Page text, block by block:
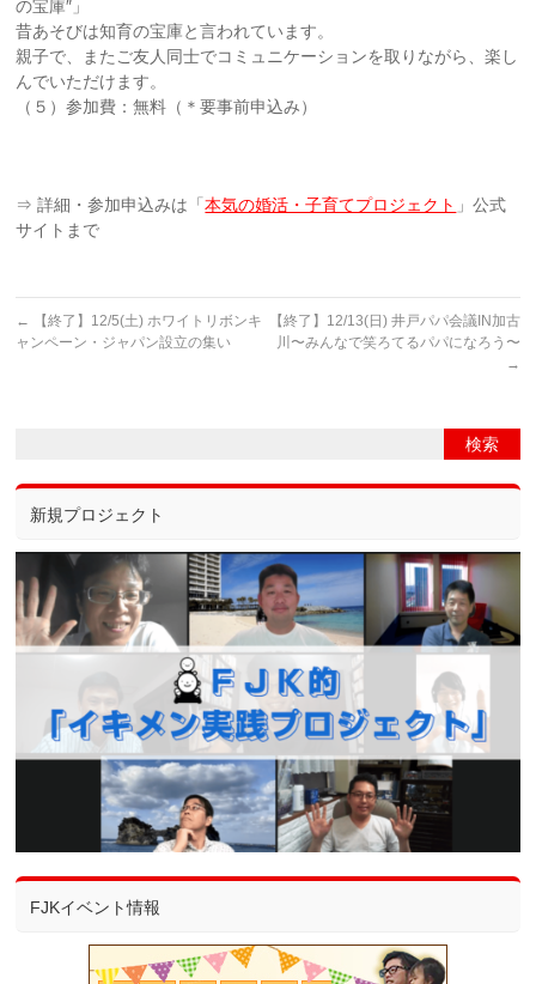
の宝庫″」
昔あそびは知育の宝庫と言われています。
親子で、またご友人同士でコミュニケーションを取りながら、楽し
んでいただけます。
（５）参加費：無料（＊要事前申込み）
⇒ 詳細・参加申込みは「本気の婚活・子育てプロジェクト 」公式
サイトまで
←
【終了】12/5(土) ホワイトリボンキ
ャンペーン・ジャパン設立の集い
【終了】12/13(日) 井戸パパ会議IN加古
川〜みんなで笑ろてるパパになろう〜
→
新規プロジェクト
FJKイベント情報